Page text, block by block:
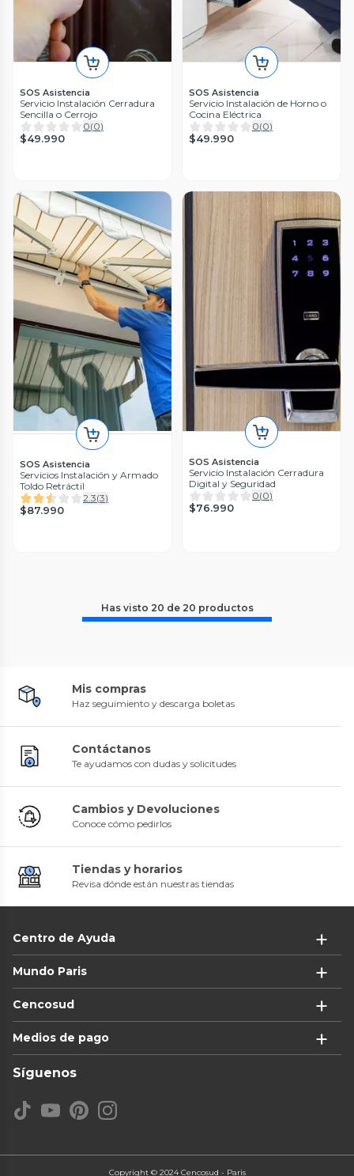
SOS Asistencia
Servicio Instalación Cerradura
Sencilla o Cerrojo
0(0)
$49.990
SOS Asistencia
Servicio Instalación de Horno o
Cocina Eléctrica
0(0)
$49.990
SOS Asistencia
Servicios Instalación y Armado
Toldo Retráctil
2.3(3)
$87.990
SOS Asistencia
Servicio Instalación Cerradura
Digital y Seguridad
0(0)
$76.990
Has visto 20 de 20 productos
Mis compras
Haz seguimiento y descarga boletas
Contáctanos
Te ayudamos con dudas y solicitudes
Cambios y Devoluciones
Conoce cómo pedirlos
Tiendas y horarios
Revisa dónde están nuestras tiendas
Centro de Ayuda
Mundo Paris
Cencosud
Medios de pago
Síguenos
Copyright © 2024 Cencosud - Paris